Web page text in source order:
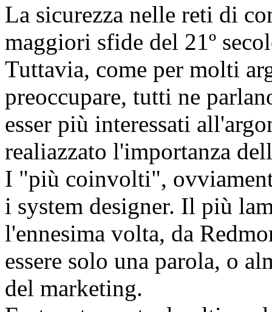
La sicurezza nelle reti di
maggiori sfide del 21º
Tuttavia, come per molti
preoccupare, tutti ne
esser più interessati
realiazzato l'importanza
I "più coinvolti",
i system designer. Il più
l'ennesima volta, da
essere solo una parola, o
del marketing.